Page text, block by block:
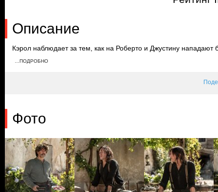
Описание
Кэрол наблюдает за тем, как на Роберто и Джустину нападают
спасти пару, однако Мануэль сбегает. Дэрил вынуждает
…ПОДРОБНО
Фото